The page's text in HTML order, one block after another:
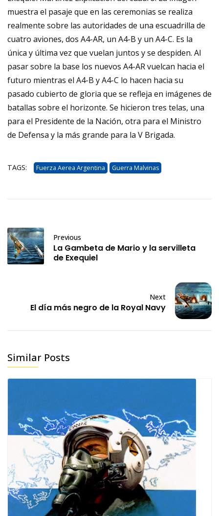
muestra el pasaje que en las ceremonias se realiza
realmente sobre las autoridades de una escuadrilla de
cuatro aviones, dos A4-AR, un A4-B y un A4-C. Es la
única y última vez que vuelan juntos y se despiden. Al
pasar sobre la base los nuevos A4-AR vuelcan hacia el
futuro mientras el A4-B y A4-C lo hacen hacia su
pasado cubierto de gloria que se refleja en imágenes de
batallas sobre el horizonte. Se hicieron tres telas, una
para el Presidente de la Nación, otra para el Ministro
de Defensa y la más grande para la V Brigada.
TAGS: Fuerza Aerea Argentina Guerra Malvinas
Previous
La Gambeta de Mario y la servilleta
de Exequiel
Next
El día más negro de la Royal Navy
Similar Posts